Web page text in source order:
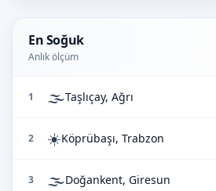
En Soğuk
Anlık ölçüm
1 🌫️Taşlıçay, Ağrı
2 ☀️Köprübaşı, Trabzon
3 🌫️Doğankent, Giresun